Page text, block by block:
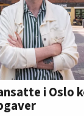
i Oslo